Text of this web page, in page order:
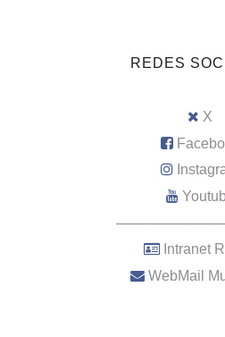
REDES
X
Intranet
WebMail